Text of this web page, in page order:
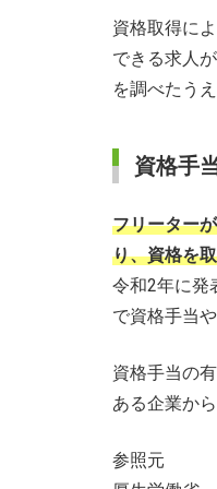
資格取得に
できる求人
を調べたう
資格手
フリーター
り、資格を
令和2年に発
で資格手当
資格手当の
ある企業か
参照元